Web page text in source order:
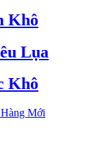
Khô
Lụa
Khô
Mới